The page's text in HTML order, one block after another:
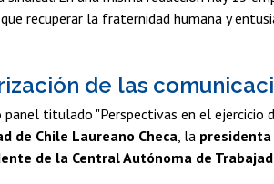
que recuperar la fraternidad humana y
de las
panel titulado "Perspectivas en el ejercicio
de Chile Laureano Checa, la presidenta
de la Central Autónoma de